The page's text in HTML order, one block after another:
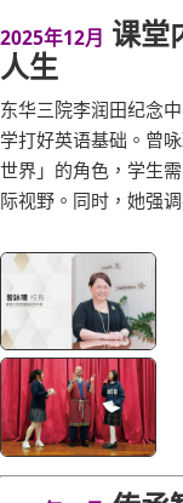
2025年12月 课堂
人生
东华三院李润田纪念
学打好英语基础。曾
世界」的角色，学生
际视野。同时，她强